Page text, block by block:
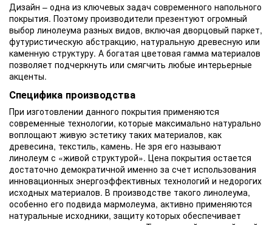
Дизайн – одна из ключевых задач современного напольного
покрытия. Поэтому производители презентуют огромный
выбор линолеума разных видов, включая дворцовый паркет,
футуристическую абстракцию, натуральную древесную или
каменную структуру. А богатая цветовая гамма материалов
позволяет подчеркнуть или смягчить любые интерьерные
акценты.
Специфика производства
При изготовлении данного покрытия применяются
современные технологии, которые максимально натурально
воплощают живую эстетику таких материалов, как
древесина, текстиль, камень. Не зря его называют
линолеум с «живой структурой». Цена покрытия остается
достаточно демократичной именно за счет использования
инновационных энергоэффективных технологий и недорогих
исходных материалов. В производстве такого линолеума,
особенно его подвида мармолеума, активно применяются
натуральные исходники, защиту которых обеспечивает